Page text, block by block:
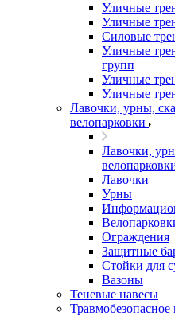
Уличные
Уличные
Силовые
Уличные
групп
Уличные
Уличные
Лавочки, урны,
велопарковки
Лавочки,
Лавочки
Урны
Ограждения
Защитные
Стойки для
Вазоны
Теневые навесы